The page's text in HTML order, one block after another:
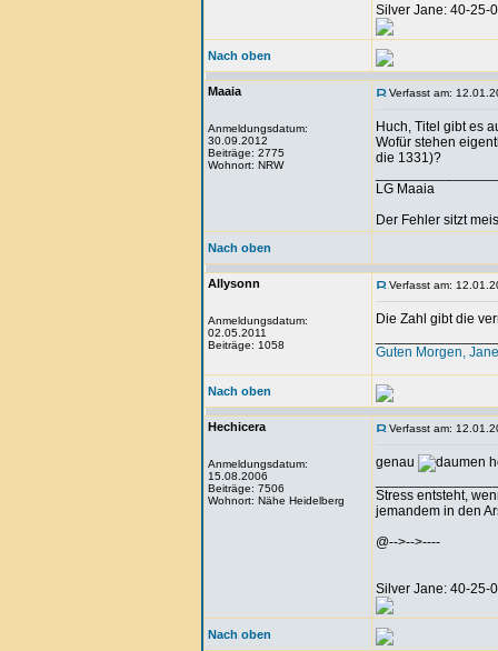
Silver Jane: 40-25-
Nach oben
Maaia
Anmeldungsdatum:
30.09.2012
Beiträge: 2775
Wohnort: NRW
Verfasst am:
Huch, Titel gibt es
Wofür stehen
die 1331)?
LG Maaia
Der Fehler sitzt
Nach oben
Allysonn
Anmeldungsdatum:
02.05.2011
Beiträge: 1058
Verfasst am:
Die Zahl gibt die
Guten Morgen,
Nach oben
Hechicera
Anmeldungsdatum:
15.08.2006
Beiträge: 7506
Wohnort: Nähe Heidelberg
Verfasst am:
genau
Stress entsteht,
jemandem in den
@-->-->----
Silver Jane: 40-25-
Nach oben